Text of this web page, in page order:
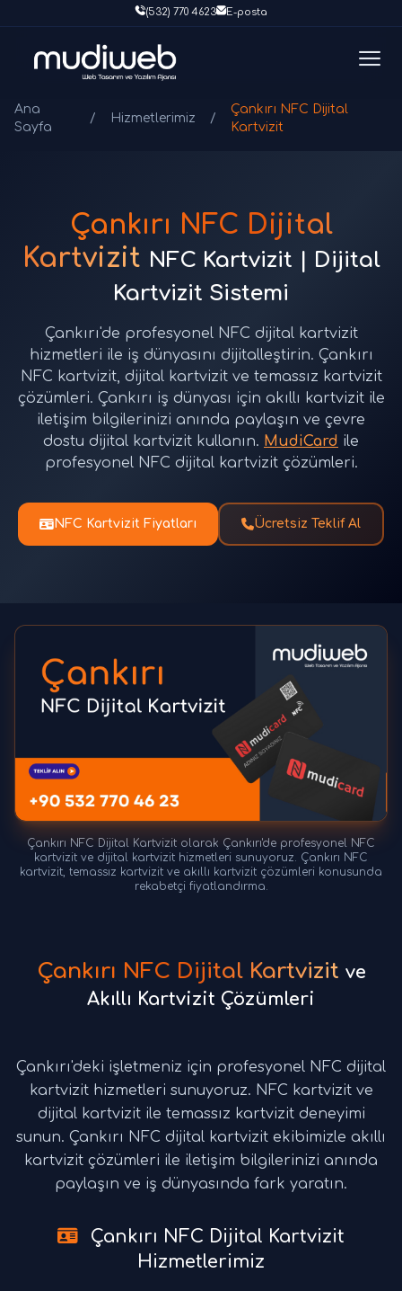
(532) 770 4623 E-posta
Ana
Sayfa
/ Hizmetlerimiz /
Çankırı NFC Dijital
Kartvizit
Çankırı NFC Dijital
Kartvizit NFC Kartvizit | Dijital
Kartvizit Sistemi
Çankırı'de profesyonel NFC dijital kartvizit
hizmetleri ile iş dünyasını dijitalleştirin. Çankırı
NFC kartvizit, dijital kartvizit ve temassız kartvizit
çözümleri. Çankırı iş dünyası için akıllı kartvizit ile
iletişim bilgilerinizi anında paylaşın ve çevre
dostu dijital kartvizit kullanın. MudiCard ile
profesyonel NFC dijital kartvizit çözümleri.
NFC Kartvizit Fiyatları Ücretsiz Teklif Al
Çankırı NFC Dijital Kartvizit olarak Çankırı'de profesyonel NFC
kartvizit ve dijital kartvizit hizmetleri sunuyoruz. Çankırı NFC
kartvizit, temassız kartvizit ve akıllı kartvizit çözümleri konusunda
rekabetçi fiyatlandırma.
Çankırı NFC Dijital Kartvizit ve
Akıllı Kartvizit Çözümleri
Çankırı'deki işletmeniz için profesyonel NFC dijital
kartvizit hizmetleri sunuyoruz. NFC kartvizit ve
dijital kartvizit ile temassız kartvizit deneyimi
sunun. Çankırı NFC dijital kartvizit ekibimizle akıllı
kartvizit çözümleri ile iletişim bilgilerinizi anında
paylaşın ve iş dünyasında fark yaratın.
Çankırı NFC Dijital Kartvizit
Hizmetlerimiz